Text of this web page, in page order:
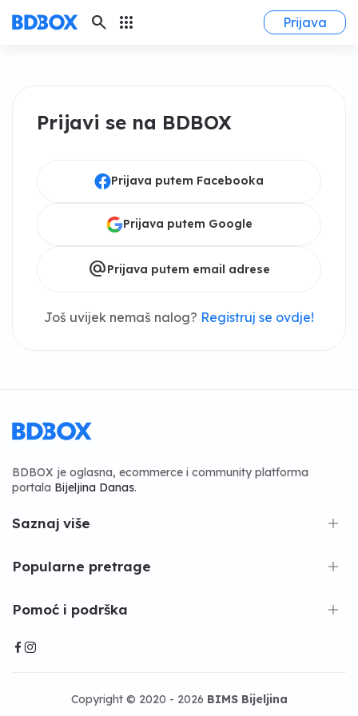
search apps Prijava
Prijavi se na BDBOX
Prijava putem Facebooka
Prijava putem Google
alternate_emailPrijava putem email adrese
Još uvijek nemaš nalog? Registruj se ovdje!
BDBOX je oglasna, ecommerce i community platforma
portala Bijeljina Danas.
Saznaj više
Popularne pretrage
Pomoć i podrška
Copyright © 2020 - 2026 BIMS Bijeljina